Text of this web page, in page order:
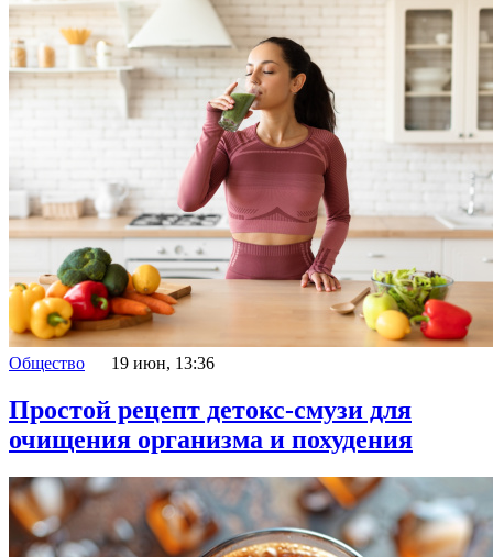
Общество 19 июн, 13:36
Простой рецепт детокс-смузи для
очищения организма и похудения